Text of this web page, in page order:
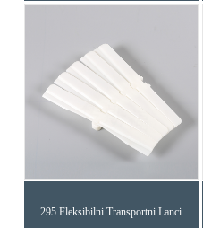
295 Fleksibilni Transportni Lanci